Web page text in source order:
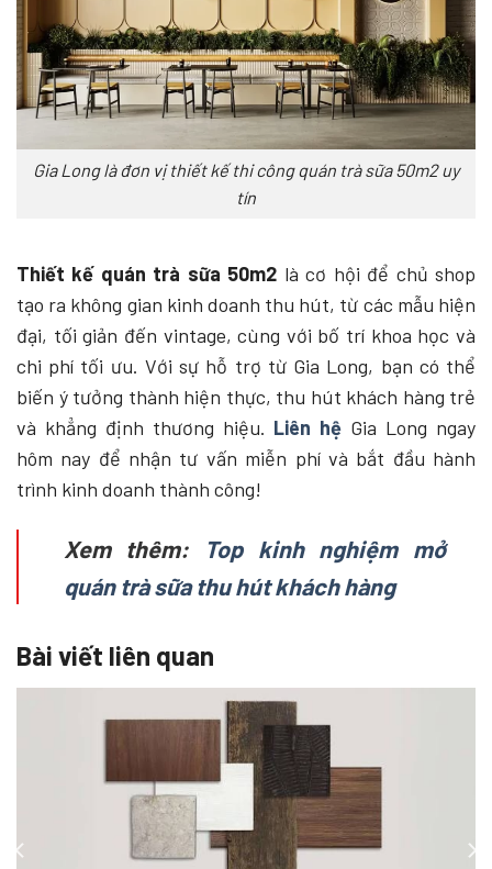
Gia Long là đơn vị thiết kế thi công quán trà sữa 50m2 uy
tín
Thiết kế quán trà sữa 50m2 là cơ hội để chủ shop
tạo ra không gian kinh doanh thu hút, từ các mẫu hiện
đại, tối giản đến vintage, cùng với bố trí khoa học và
chi phí tối ưu. Với sự hỗ trợ từ Gia Long, bạn có thể
biến ý tưởng thành hiện thực, thu hút khách hàng trẻ
và khẳng định thương hiệu. Liên hệ Gia Long ngay
hôm nay để nhận tư vấn miễn phí và bắt đầu hành
trình kinh doanh thành công!
Xem thêm:
Top kinh nghiệm mở
quán trà sữa thu hút khách hàng
Bài viết liên quan